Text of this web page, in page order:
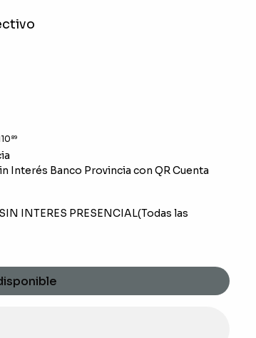
89
Interés Banco Provincia con QR Cuenta
INTERES PRESENCIAL(Todas las